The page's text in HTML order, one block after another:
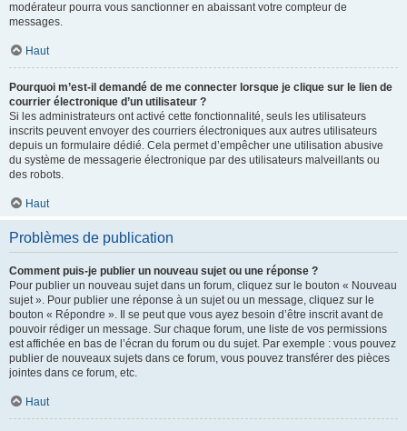
modérateur pourra vous sanctionner en abaissant votre compteur de
messages.
Haut
Pourquoi m’est-il demandé de me connecter lorsque je clique sur le lien de
courrier électronique d’un utilisateur ?
Si les administrateurs ont activé cette fonctionnalité, seuls les utilisateurs
inscrits peuvent envoyer des courriers électroniques aux autres utilisateurs
depuis un formulaire dédié. Cela permet d’empêcher une utilisation abusive
du système de messagerie électronique par des utilisateurs malveillants ou
des robots.
Haut
Problèmes de publication
Comment puis-je publier un nouveau sujet ou une réponse ?
Pour publier un nouveau sujet dans un forum, cliquez sur le bouton « Nouveau
sujet ». Pour publier une réponse à un sujet ou un message, cliquez sur le
bouton « Répondre ». Il se peut que vous ayez besoin d’être inscrit avant de
pouvoir rédiger un message. Sur chaque forum, une liste de vos permissions
est affichée en bas de l’écran du forum ou du sujet. Par exemple : vous pouvez
publier de nouveaux sujets dans ce forum, vous pouvez transférer des pièces
jointes dans ce forum, etc.
Haut